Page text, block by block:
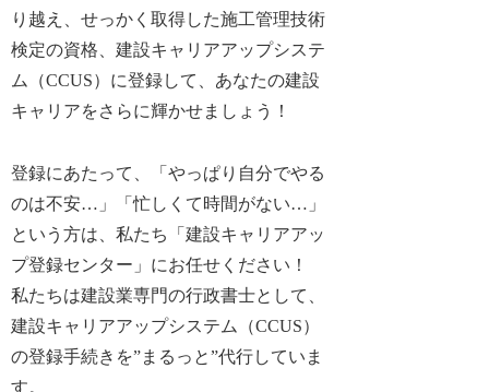
り越え、せっかく取得した施工管理技術
検定の資格、建設キャリアアップシステ
ム（CCUS）に登録して、あなたの建設
キャリアをさらに輝かせましょう！
登録にあたって、「やっぱり自分でやる
のは不安…」「忙しくて時間がない…」
という方は、私たち「建設キャリアアッ
プ登録センター」にお任せください！
私たちは建設業専門の行政書士として、
建設キャリアアップシステム（CCUS）
の登録手続きを”まるっと”代行していま
す。